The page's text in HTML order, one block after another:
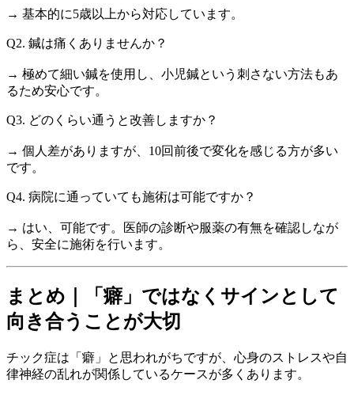
→ 基本的に5歳以上から対応しています。
Q2. 鍼は痛くありませんか？
→ 極めて細い鍼を使用し、小児鍼という刺さない方法もあ
るため安心です。
Q3. どのくらい通うと改善しますか？
→ 個人差がありますが、10回前後で変化を感じる方が多い
です。
Q4. 病院に通っていても施術は可能ですか？
→ はい、可能です。医師の診断や服薬の有無を確認しなが
ら、安全に施術を行います。
まとめ｜「癖」ではなくサインとして
向き合うことが大切
チック症は「癖」と思われがちですが、心身のストレスや自
律神経の乱れが関係しているケースが多くあります。